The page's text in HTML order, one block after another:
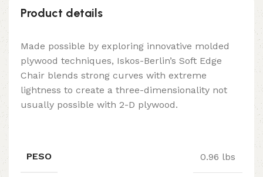
Product details
Made possible by exploring innovative molded
plywood techniques, Iskos-Berlin’s Soft Edge
Chair blends strong curves with extreme
lightness to create a three-dimensionality not
usually possible with 2-D plywood.
PESO 0.96 lbs